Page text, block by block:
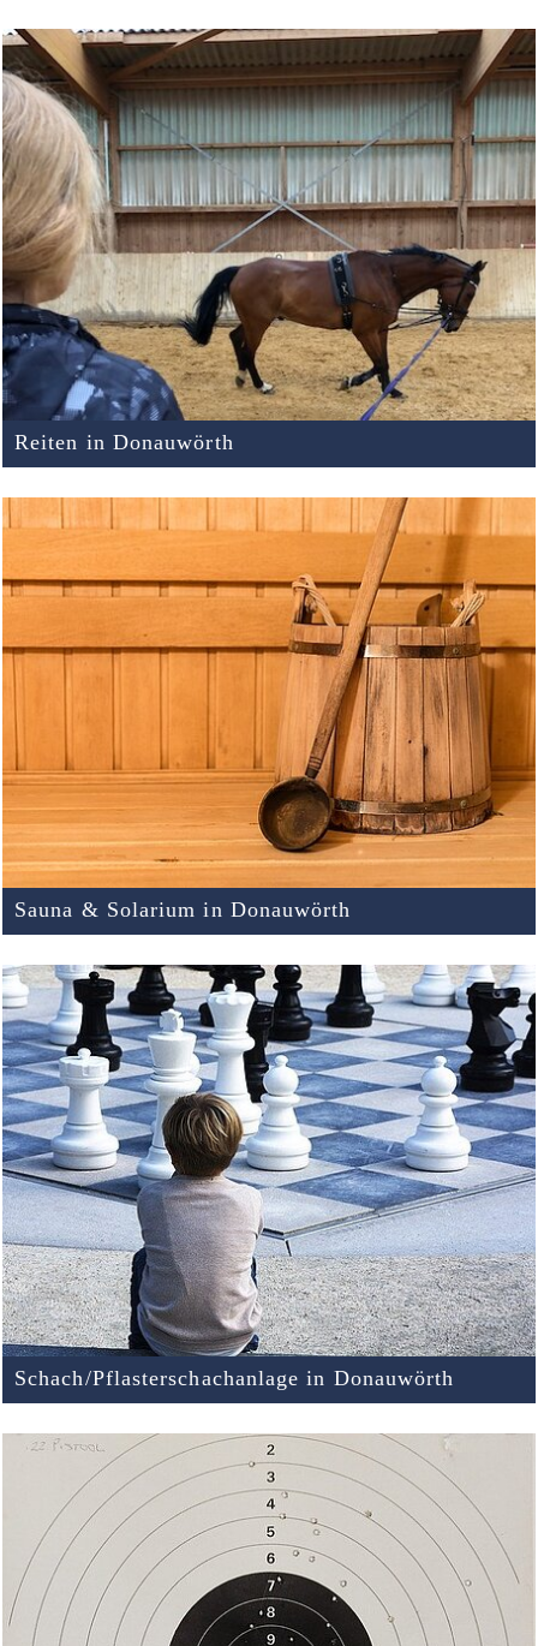
Reiten in Donauwörth
Sauna & Solarium in Donauwörth
Schach/Pflasterschachanlage in Donauwörth